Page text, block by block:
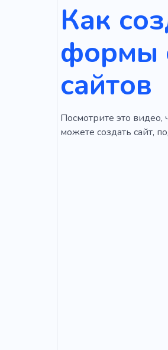
Как
формы
сайтов
Посмотрите это видео,
можете создать сайт,